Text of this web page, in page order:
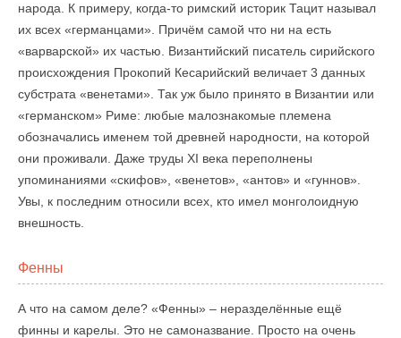
народа. К примеру, когда-то римский историк Тацит называл
их всех «германцами». Причём самой что ни на есть
«варварской» их частью. Византийский писатель сирийского
происхождения Прокопий Кесарийский величает 3 данных
субстрата «венетами». Так уж было принято в Византии или
«германском» Риме: любые малознакомые племена
обозначались именем той древней народности, на которой
они проживали. Даже труды XI века переполнены
упоминаниями «скифов», «венетов», «антов» и «гуннов».
Увы, к последним относили всех, кто имел монголоидную
внешность.
Фенны
А что на самом деле? «Фенны» – неразделённые ещё
финны и карелы. Это не самоназвание. Просто на очень